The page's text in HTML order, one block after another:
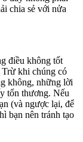
chia sẻ với nửa
điều không tốt
Trừ khi chúng có
không, những lời
tổn thương. Nếu
(và ngược lại, để
bạn nên tránh tạo